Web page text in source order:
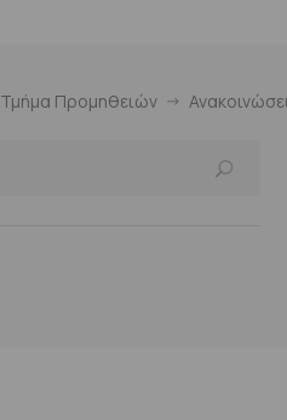
Τμήμα Προμηθειών